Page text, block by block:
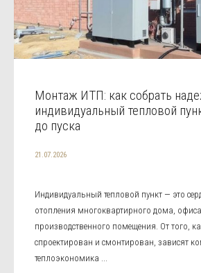
Монтаж ИТП: как собрать
индивидуальный тепловой
до пуска
21.07.2026
Индивидуальный тепловой пункт — это
отопления многоквартирного дома,
производственного помещения. От того,
спроектирован и смонтирован, зависят
теплоэкономика ...